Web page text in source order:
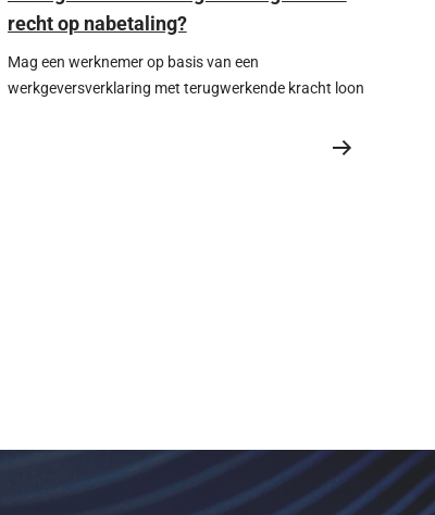
recht op nabetaling?
Mag een werknemer op basis van een
werkgeversverklaring met terugwerkende kracht loon
kan, welke risico’s een te positief ingevulde verklaring